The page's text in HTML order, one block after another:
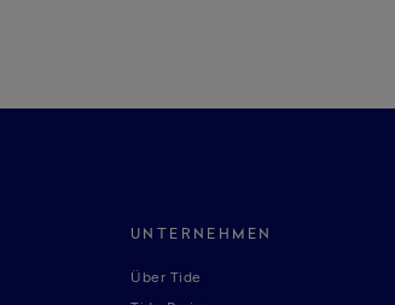
UNTERNEHMEN
Über Tide